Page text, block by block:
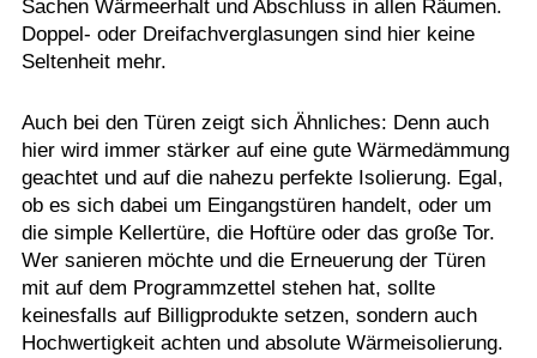
Sachen Wärmeerhalt und Abschluss in allen Räumen.
Doppel- oder Dreifachverglasungen sind hier keine
Seltenheit mehr.
Auch bei den Türen zeigt sich Ähnliches: Denn auch
hier wird immer stärker auf eine gute Wärmedämmung
geachtet und auf die nahezu perfekte Isolierung. Egal,
ob es sich dabei um Eingangstüren handelt, oder um
die simple Kellertüre, die Hoftüre oder das große Tor.
Wer sanieren möchte und die Erneuerung der Türen
mit auf dem Programmzettel stehen hat, sollte
keinesfalls auf Billigprodukte setzen, sondern auch
Hochwertigkeit achten und absolute Wärmeisolierung.